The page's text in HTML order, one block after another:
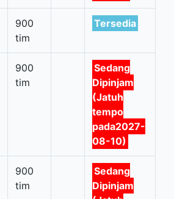
900
tim
Tersedia
900
tim
Sedang
Dipinjam
(Jatuh
tempo
pada2027-
08-10)
900
tim
Sedang
Dipinjam